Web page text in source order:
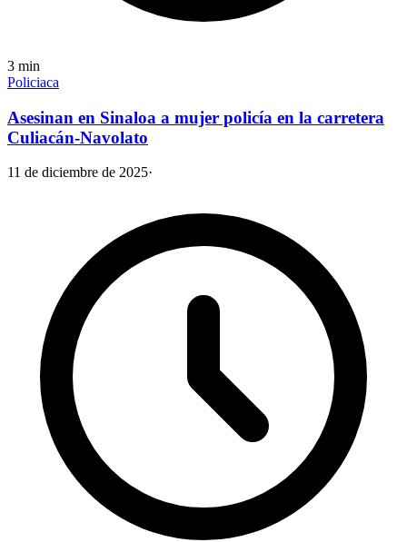
3 min
Policiaca
Asesinan en Sinaloa a mujer policía en la carretera
Culiacán-Navolato
11 de diciembre de 2025·